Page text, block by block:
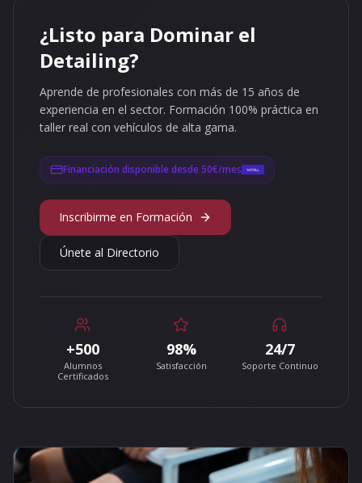
¿Listo para Dominar el
Detailing?
Aprende de profesionales con más de 15 años de
experiencia en el sector. Formación 100% práctica en
taller real con vehículos de alta gama.
Financiación disponible desde 50€/mes
Inscribirme en Formación
Únete al Directorio
+500
Alumnos
Certificados
98%
Satisfacción
24/7
Soporte Continuo